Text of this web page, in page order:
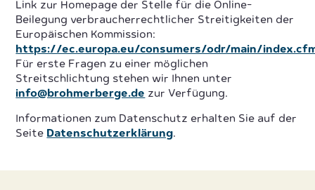
Link zur Homepage der Stelle für die Online-
Beilegung verbraucherrechtlicher Streitigkeiten der
Europäischen Kommission:
https://ec.europa.eu/consumers/odr/main/
Für erste Fragen zu einer möglichen
Streitschlichtung stehen wir Ihnen unter
info@brohmerberge.de zur Verfügung.
Informationen zum Datenschutz erhalten Sie auf der
Seite Datenschutzerklärung.